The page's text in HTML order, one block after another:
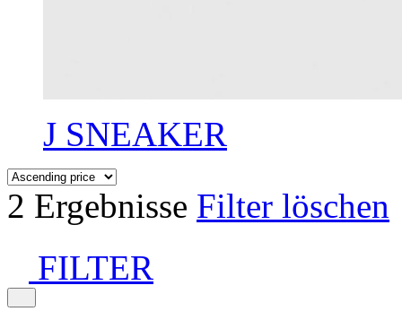
J SNEAKER
2 Ergebnisse Filter löschen
FILTER